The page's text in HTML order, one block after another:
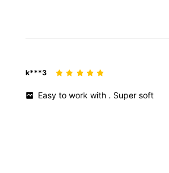
k***3
Easytoworkwith . Supersoft